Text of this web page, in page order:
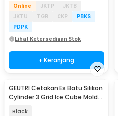
Online JKTP
JKTB
JKTU
TGR CKP
PBKS
PDPK
Lihat Ketersediaan Stok
+ Keranjang
GEUTRI Cetakan Es Batu Silikon
Cylinder 3 Grid Ice Cube Mold
Black